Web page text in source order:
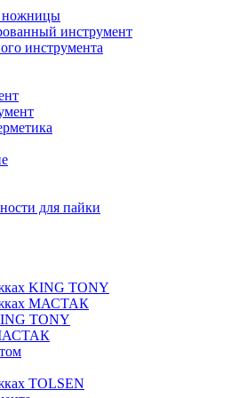
ножницы
инструмент
инструмента
для пайки
KING TONY
МАСТАК
TONY
TOLSEN